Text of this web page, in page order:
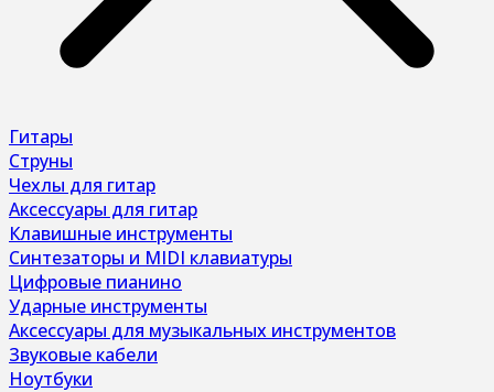
Гитары
Струны
Чехлы для гитар
Аксессуары для гитар
Клавишные инструменты
Синтезаторы и MIDI клавиатуры
Цифровые пианино
Ударные инструменты
Аксессуары для музыкальных инструментов
Звуковые кабели
Ноутбуки